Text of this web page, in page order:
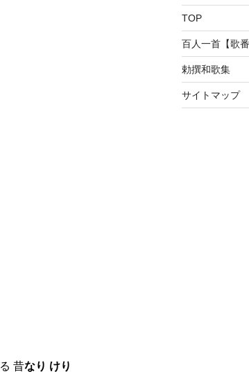
る 昔なり けり
TOP
百人一首【歌
勅撰和歌集
サイトマップ